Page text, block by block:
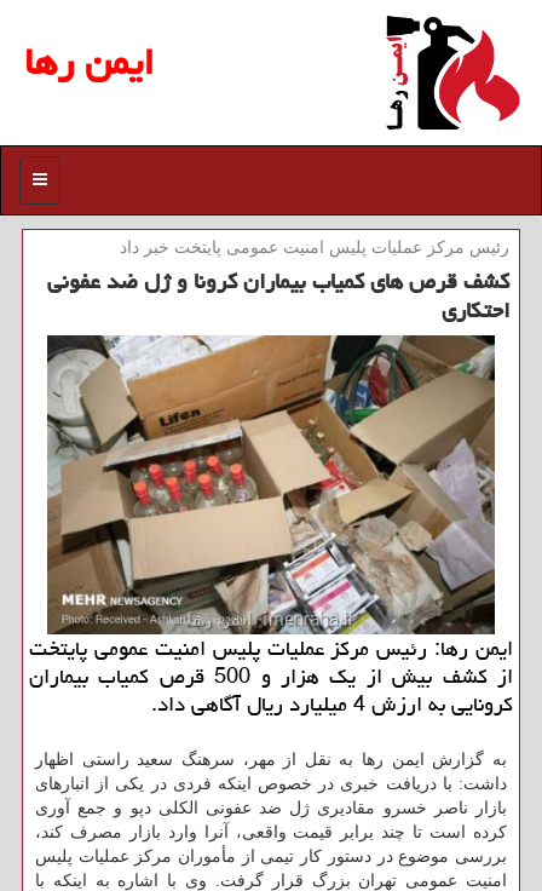
ایمن رها
منو
رئیس مركز عملیات پلیس امنیت عمومی پایتخت خبر داد
كشف قرص های كمیاب بیماران كرونا و ژل ضد عفونی
احتكاری
ایمن رها: رئیس مركز عملیات پلیس امنیت عمومی پایتخت
از كشف بیش از یك هزار و 500 قرص كمیاب بیماران
كرونایی به ارزش 4 میلیارد ریال آگاهی داد.
به گزارش ایمن رها به نقل از مهر، سرهنگ سعید راستی اظهار
داشت: با دریافت خبری در خصوص اینكه فردی در یكی از انبارهای
بازار ناصر خسرو مقادیری ژل ضد عفونی الكلی دپو و جمع آوری
كرده است تا چند برابر قیمت واقعی، آنرا وارد بازار مصرف كند،
بررسی موضوع در دستور كار تیمی از مأموران مركز عملیات پلیس
امنیت عمومی تهران بزرگ قرار گرفت. وی با اشاره به اینكه با